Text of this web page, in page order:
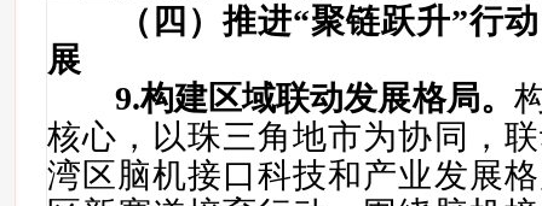
（四）推进“聚链跃升”行
展
9.构建区域联动发展格局。
核心，以珠三角地市为协同，
湾区脑机接口科技和产业发展